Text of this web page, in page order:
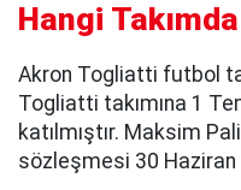
Hangi
Akron Togliatti futbol
Togliatti takımına 1
katılmıştır. Maksim
sözleşmesi 30